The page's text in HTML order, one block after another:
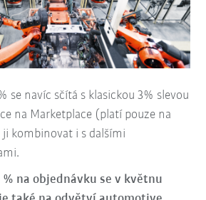
se navíc sčítá s klasickou 3% slevou
na Marketplace (platí pouze na
kombinovat i s dalšími
na objednávku se v květnu